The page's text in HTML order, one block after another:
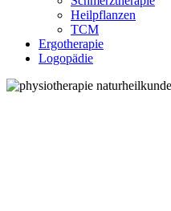
Heilpflanzen
TCM
Ergotherapie
Logopädie